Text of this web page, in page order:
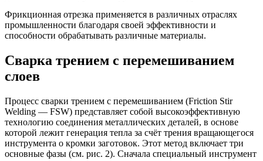
Фрикционная отрезка применяется в различных отраслях
промышленности благодаря своей эффективности и
способности обрабатывать различные материалы.
Сварка трением с перемешиванием
слоев
Процесс сварки трением с перемешиванием (Friction Stir
Welding — FSW) представляет собой высокоэффективную
технологию соединения металлических деталей, в основе
которой лежит генерация тепла за счёт трения вращающегося
инструмента о кромки заготовок. Этот метод включает три
основные фазы (см. рис. 2). Сначала специальный инструмент